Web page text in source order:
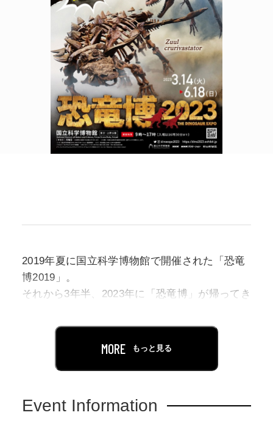
POLICY COMPANY
2019年夏に国立科学博物館で開催された「恐竜
博2019」。
それから3年半、2023年に「恐竜博」が帰ってき
本展では、鎧竜史上最高の完全度と謳われるズ
称）の進化について解説しながら、恐竜たちの
MORE もっと見る
Event Information